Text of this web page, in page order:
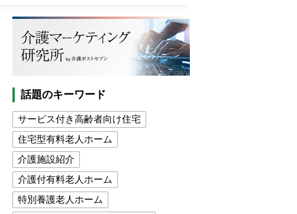
話題のキーワード
サービス付き高齢者向け住宅
住宅型有料老人ホーム
介護施設紹介
介護付有料老人ホーム
特別養護老人ホーム